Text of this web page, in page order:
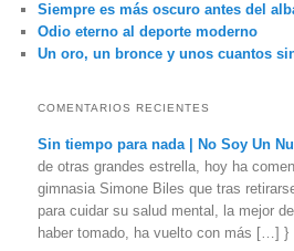
Siempre es más oscuro antes del
Odio eterno al deporte moderno
Un oro, un bronce y unos cuantos
COMENTARIOS RECIENTES
Sin tiempo para nada | No Soy Un
de otras grandes estrella, hoy ha
gimnasia Simone Biles que tras
para cuidar su salud mental, la mejor
haber tomado, ha vuelto con más […] }